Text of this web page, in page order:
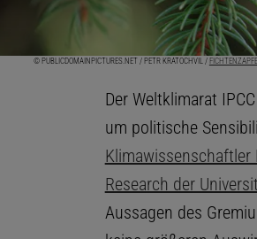
© PUBLICDOMAINPICTURES.NET / PETR KRATOCHVIL /
Der Weltklimarat
um politische
Klimawissenschaftler
Research der
Aussagen des